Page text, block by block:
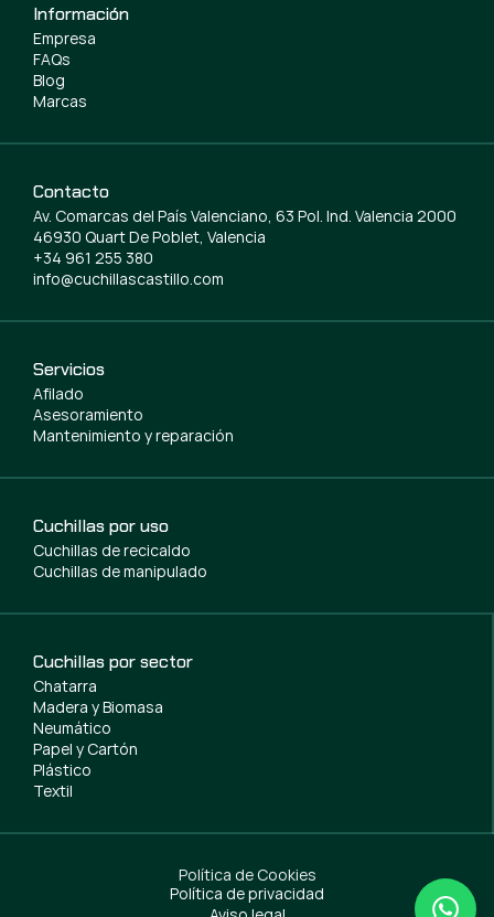
Servicios
Afilado
Asesoramiento
Mantenimiento y reparación
Cuchillas por uso
Cuchillas de recicaldo
Cuchillas de manipulado
Cuchillas por sector
Chatarra
Madera y Biomasa
Neumático
Papel y Cartón
Plástico
Textil
Información
Empresa
FAQs
Blog
Marcas
Contacto
Av. Comarcas del País Valenciano, 63 Pol. Ind. Valencia 2000
46930 Quart De Poblet, Valencia
+34 961 255 380
info@cuchillascastillo.com
Política de Cookies
Política de privacidad